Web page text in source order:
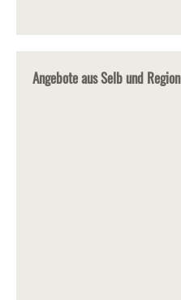
Angebote aus Selb und Region